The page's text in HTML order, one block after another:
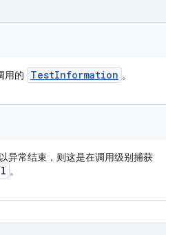
用的 TestInformation 。
异常结束，则这是在调用级别捕获
。